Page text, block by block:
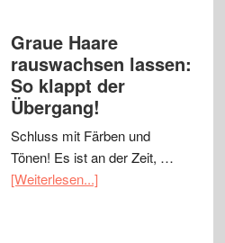
Graue Haare
rauswachsen lassen:
So klappt der
Übergang!
Schluss mit Färben und
Tönen! Es ist an der Zeit, …
[Weiterlesen...]